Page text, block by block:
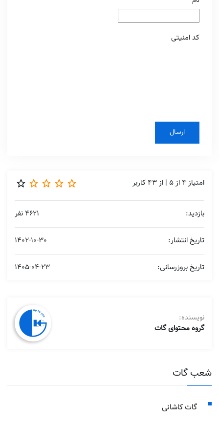
کد امنیتی
امتیاز 4 از5 | از43 کاربر
بازدید: 4621 نفر
تاریخ انتشار: 1402-10-30
تاریخ بروزرسانی: 1405-04-23
نویسنده:
گروه محتوای گات
شعب گات
گات کاشانی